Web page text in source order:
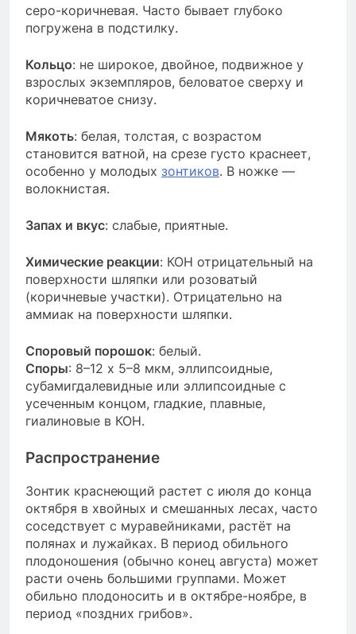
серо-коричневая. Часто бывает глубоко
погружена в подстилку.
Кольцо: не широкое, двойное, подвижное у
взрослых экземпляров, беловатое сверху и
коричневатое снизу.
Мякоть: белая, толстая, с возрастом
становится ватной, на срезе густо краснеет,
особенно у молодых зонтиков. В ножке —
волокнистая.
Запах и вкус: слабые, приятные.
Химические реакции: КОН отрицательный на
поверхности шляпки или розоватый
(коричневые участки). Отрицательно на
аммиак на поверхности шляпки.
Споровый порошок: белый.
Споры: 8–12 x 5–8 мкм, эллипсоидные,
субамигдалевидные или эллипсоидные с
усеченным концом, гладкие, плавные,
гиалиновые в КОН.
Распространение
Зонтик краснеющий растет с июля до конца
октября в хвойных и смешанных лесах, часто
соседствует с муравейниками, растёт на
полянах и лужайках. В период обильного
плодоношения (обычно конец августа) может
расти очень большими группами. Может
обильно плодоносить и в октябре-ноябре, в
период «поздних грибов».